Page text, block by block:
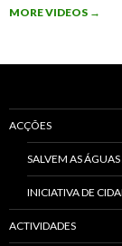
MORE VIDEOS →
ACÇÕES
SALVEM AS
INICIATIVA DE
ACTIVIDADES